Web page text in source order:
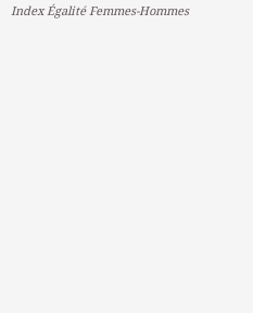
Index Égalité Femmes-Hommes